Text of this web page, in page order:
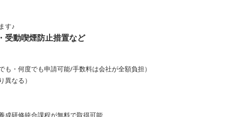
す♪
受動喫煙防止措置など
も・何度でも申請可能/手数料は会社が全額負担）
異なる）
研修統合課程が無料で取得可能